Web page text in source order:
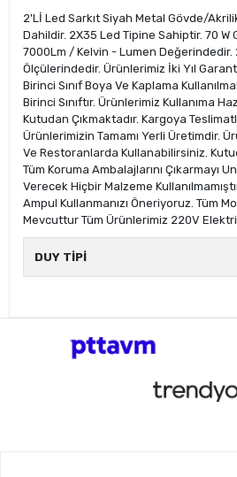
2'Lİ Led Sarkıt Siyah Metal Gövde/
Dahildir. 2X35 Led Tipine Sahiptir. 70 W
7000Lm / Kelvin - Lumen Değerindedir.
Ölçülerindedir. Ürünlerimiz İki Yıl
Birinci Sınıf Boya Ve Kaplama
Birinci Sınıftır. Ürünlerimiz Kullanıma
Kutudan Çıkmaktadır. Kargoya
Ürünlerimizin Tamamı Yerli Üretimdir.
Ve Restoranlarda Kullanabilirsiniz.
Tüm Koruma Ambalajlarını Çıkarmayı
Verecek Hiçbir Malzeme
Ampul Kullanmanızı Öneriyoruz. Tüm
Mevcuttur Tüm Ürünlerimiz 220V
DUY TİPİ